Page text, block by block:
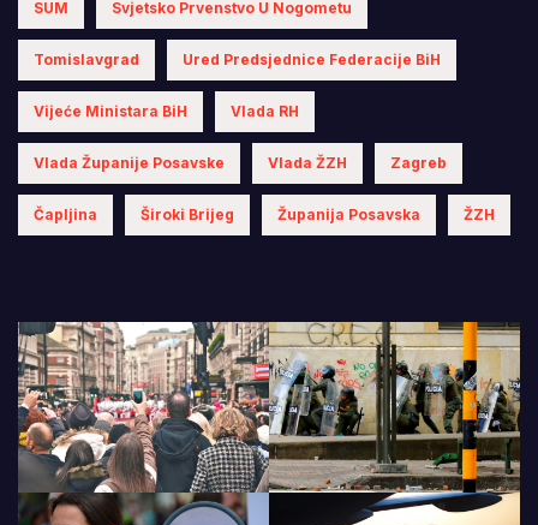
SUM Svjetsko Prvenstvo U Nogometu
Tomislavgrad Ured Predsjednice Federacije BiH
Vijeće Ministara BiH Vlada RH
Vlada Županije Posavske Vlada ŽZH Zagreb
Čapljina Široki Brijeg Županija Posavska ŽZH